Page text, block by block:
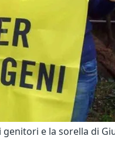
e la sorella di